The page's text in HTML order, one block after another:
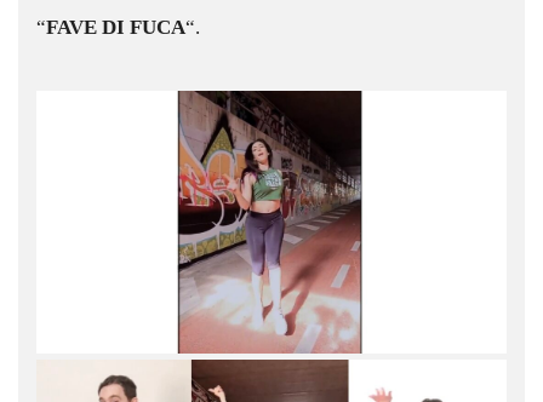
“FAVE DI FUCA“.